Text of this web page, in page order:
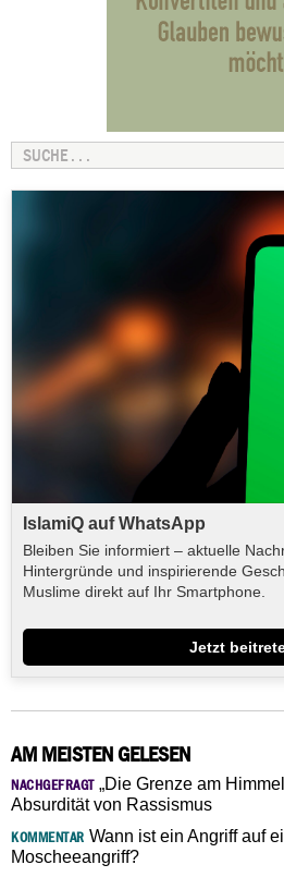
IslamiQ auf WhatsApp
Bleiben Sie informiert – aktuelle
Hintergründe und inspirierende
Muslime direkt auf Ihr Smartphone.
Jetzt
AM MEISTEN GELESEN
NACHGEFRAGT„Die Grenze am
Absurdität von Rassismus
KOMMENTAR Wann ist ein Angriff auf
Moscheeangriff?